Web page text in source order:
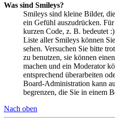
Was sind Smileys?
Smileys sind kleine Bilder,
ein Gefühl auszudrücken.
kurzen Code, z. B. bedeutet
Liste aller Smileys können
sehen. Versuchen Sie bitte
zu benutzen, sie können
machen und ein Moderator
entsprechend überarbeiten
Board-Administration kann
begrenzen, die Sie in einem
Nach oben